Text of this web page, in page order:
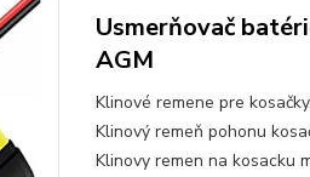
Usmerňovač
AGM
Klinové remene pre
Klinový remeň pohonu
Klinovy remen na kosacku